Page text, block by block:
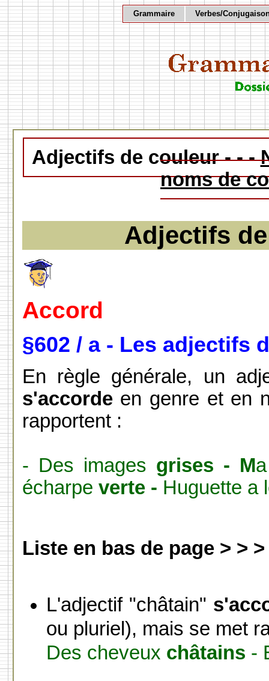
Grammaire Verbes/
Adjectifs de couleur - - -
noms de
Adjectifs de
Accord
§602 / a - Les adjectifs
En règle générale, un
s'accordeen genre et en
rapportent :
- Des images grises - M
écharpe verte - Huguette a
Liste en bas de page > > >
L'adjectif "châtain"
ou pluriel), mais se met
Des cheveux châtains -